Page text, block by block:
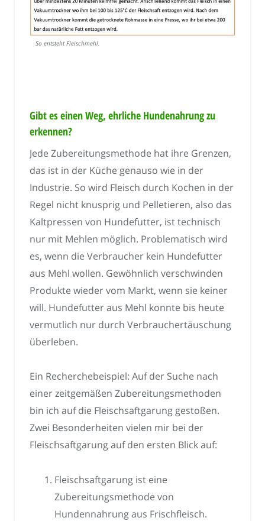
So entsteht Fleischmehl.
Gibt es einen Weg, ehrliche Hundenahrung zu
erkennen?
Jede Zubereitungsmethode hat ihre Grenzen,
das ist in der Küche genauso wie in der
Industrie. So wird Fleisch durch Kochen in der
Regel nicht knusprig und Pelletieren, also das
Kaltpressen von Hundefutter, ist technisch
nur mit Mehlen möglich. Problematisch wird
es, wenn die Verbraucher kein Hundefutter
aus Mehl wollen. Gewöhnlich verschwinden
Produkte wieder vom Markt, wenn sie keiner
will. Hundefutter aus Mehl konnte bis heute
vermutlich nur durch Verbrauchertäuschung
überleben.
Ein Recherchebeispiel: Auf der Suche nach
einer zeitgemäßen Zubereitungsmethoden
bin ich auf die Fleischsaftgarung gestoßen.
Zwei Besonderheiten vielen mir bei der
Fleischsaftgarung auf den ersten Blick auf:
Fleischsaftgarung ist eine
Zubereitungsmethode von
Hundennahrung aus Frischfleisch.